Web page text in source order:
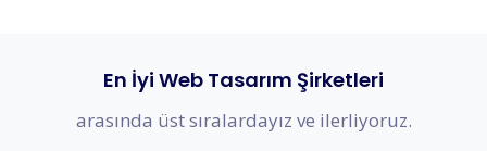
En İyi Web Tasarım Şirketleri
arasında üst sıralardayız ve ilerliyoruz.